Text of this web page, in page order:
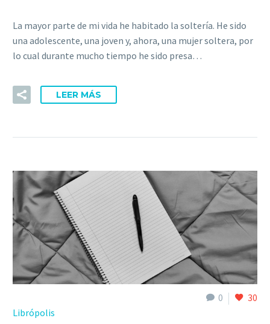
La mayor parte de mi vida he habitado la soltería. He sido
una adolescente, una joven y, ahora, una mujer soltera, por
lo cual durante mucho tiempo he sido presa…
LEER MÁS
0
30
Librópolis